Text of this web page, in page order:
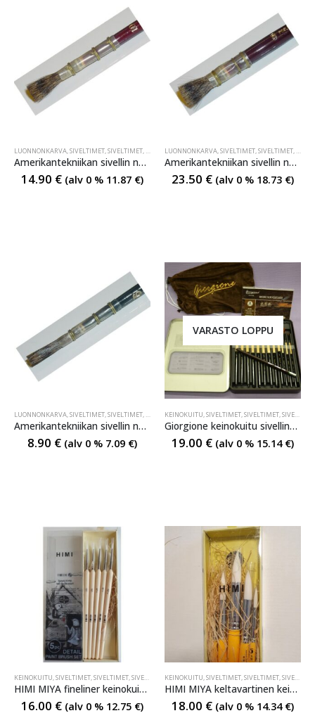
LUONNONKARVA,SIVELTIMET,SIVELTIMET, SIVELTIMET
Amerikantekniikan sivellin no10 luonnonsulassa
14.90 € (alv 0 % 11.87 €)
LUONNONKARVA,SIVELTIMET,SIVELTIMET,
Amerikantekniikan sivellin no20 luonnonsulassa
23.50 € (alv 0 % 18.73 €)
LUONNONKARVA,SIVELTIMET,SIVELTIMET, SIVELTIMET
Amerikantekniikan sivellin no6 luonnonsulassa
8.90 € (alv 0 % 7.09 €)
VARASTO LOPPU
KEINOKUITU,SIVELTIMET,SIVELTIMET,SIVELTIMET
Giorgione keinokuitu sivellinsarja
19.00 € (alv 0 % 15.14 €)
KEINOKUITU,SIVELTIMET,SIVELTIMET,SIVELTIMET
HIMI MIYA fineliner keinokuitu kärkisivellinsarja
16.00 € (alv 0 % 12.75 €)
KEINOKUITU,SIVELTIMET,SIVELTIMET,SIVELTIMET
HIMI MIYA keltavartinen keinokuitu kärkisivellinsarja
18.00 € (alv 0 % 14.34 €)